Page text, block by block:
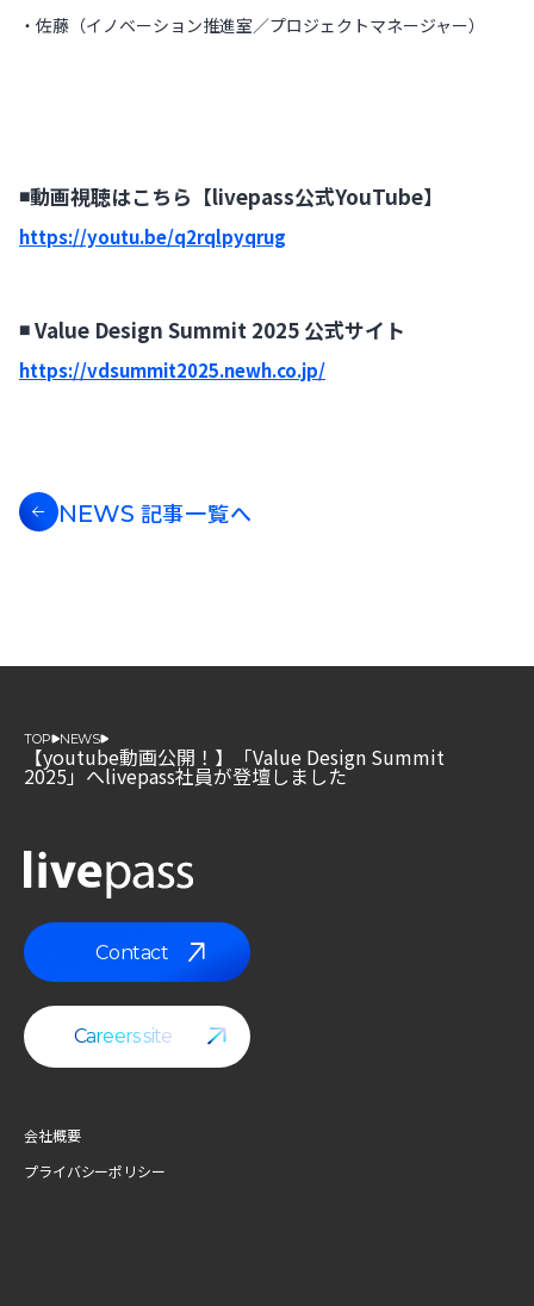
・佐藤（イノベーション推進室／プロジェクトマネージャー）
◾️動画視聴はこちら【livepass公式YouTube】
https://youtu.be/q2rqlpyqrug
◾️ Value Design Summit 2025 公式サイト
https://vdsummit2025.newh.co.jp/
NEWS 記事一覧へ
TOP NEWS
【youtube動画公開！】「Value Design Summit
2025」へlivepass社員が登壇しました
Contact
Careers site
Careers site
会社概要
プライバシーポリシー